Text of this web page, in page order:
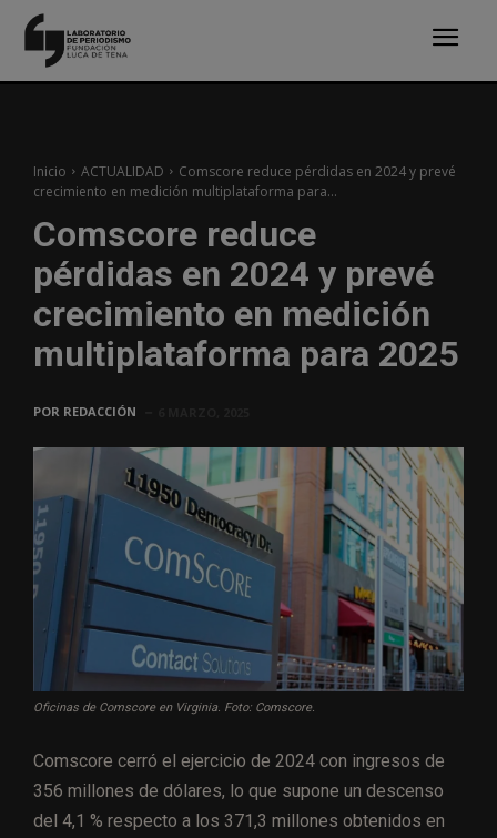
Inicio ACTUALIDAD
Comscore reduce pérdidas en 2024 y prevé
crecimiento en medición multiplataforma para...
Comscore reduce
pérdidas en 2024 y prevé
crecimiento en medición
multiplataforma para 2025
POR REDACCIÓN
Oficinas de Comscore en Virginia. Foto: Comscore.
Comscore cerró el ejercicio de 2024 con ingresos de
356 millones de dólares, lo que supone un descenso
del 4,1 % respecto a los 371,3 millones obtenidos en